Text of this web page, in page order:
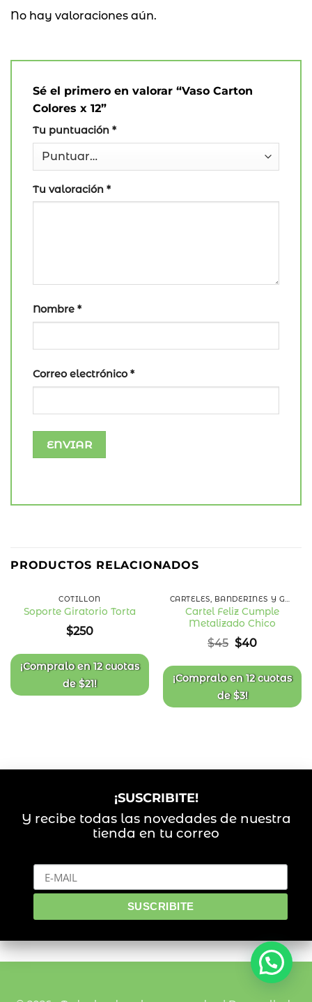
No hay valoraciones aún.
Sé el primero en valorar “Vaso Carton
Colores x 12”
Tu puntuación *
Tu valoración *
Nombre *
Correo electrónico *
PRODUCTOS RELACIONADOS
de
deseos
COTILLÓN
Soporte Giratorio Torta
$250
¡Compralo en12 cuotas
de$21!
Añadir
CARTELES, BANDERINES Y GUIRNALDAS
Cartel Feliz Cumple
Metalizado Chico
$45 El
original
era:
$45.
$40El
actual
es:
$40.
¡Compralo en12 cuotas
de$3!
¡SUSCRIBITE!
Y recibe todas las novedades de nuestra
tienda en tu correo